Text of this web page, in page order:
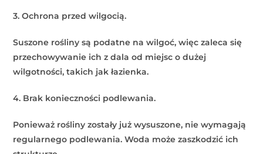
3. Ochrona przed wilgocią.
Suszone rośliny są podatne na wilgoć, więc zaleca się
przechowywanie ich z dala od miejsc o dużej
wilgotności, takich jak łazienka.
4. Brak konieczności podlewania.
Ponieważ rośliny zostały już wysuszone, nie wymagają
regularnego podlewania. Woda może zaszkodzić ich